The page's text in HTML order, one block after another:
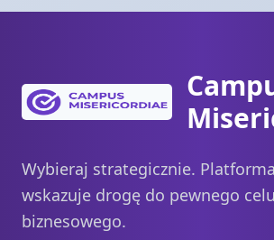
Wybieraj strategicznie.
wskazuje drogę do pewnego celu
biznesowego.